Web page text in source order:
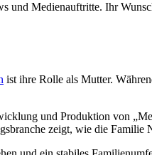
und Medienauftritte. Ihr
ist ihre Rolle als Mutter.
und Produktion von
zeigt, wie die